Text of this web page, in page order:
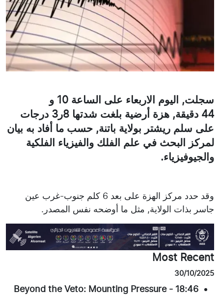
سجلت, اليوم الاربعاء على الساعة 10 و
44 دقيقة, هزة أرضية بلغت شدتها 8ر3 درجات
على سلم ريشتر بولاية باتنة, حسب ما أفاد به بيان
لمركز البحث في علم الفلك والفيزياء الفلكية
والجيوفيزياء.
وقد حدد مركز الهزة على بعد 6 كلم جنوب-غرب عين
جاسر بذات الولاية, مثل ما أوضحه نفس المصدر.
Most Recent
30/10/2025
18:46
-
Beyond the Veto: Mounting Pressure